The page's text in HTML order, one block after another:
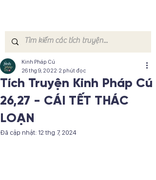
Tích Truyện Kinh Pháp Cú
26,27 - CÁI TẾT THÁC
LOẠN
Kinh Pháp Cú
26 thg 9, 2022 2 phút đọc
Đã cập nhật:12 thg 7, 2024